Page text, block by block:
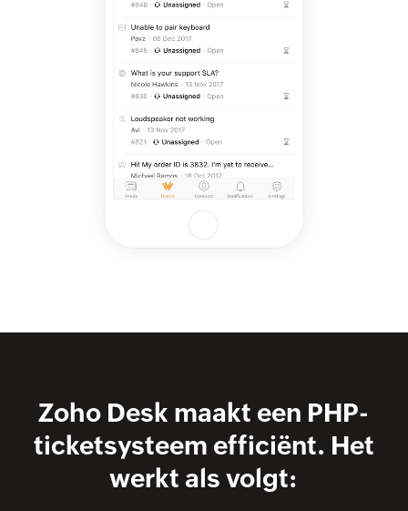
Zoho Desk maakt een PHP-
ticketsysteem efficiënt. Het
werkt als volgt: